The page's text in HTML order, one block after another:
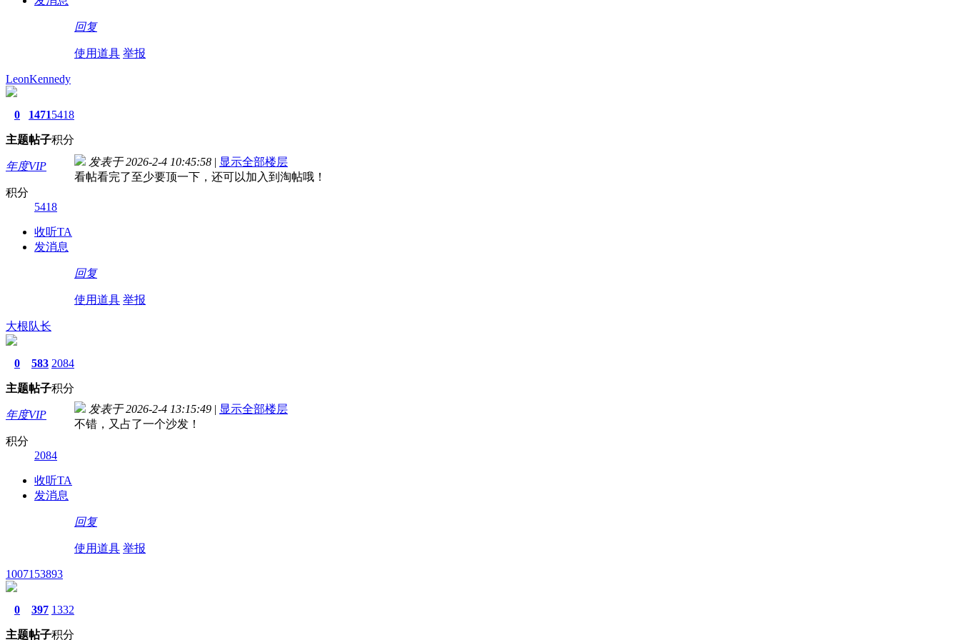
回复
使用道具 举报
LeonKennedy
0
主题
1471
帖子
5418
积分
年度VIP
积分
5418
收听TA
发消息
发表于 2026-2-4 10:45:58 | 显示全部楼层
看帖看完了至少要顶一下，还可以加入到淘帖哦！
回复
使用道具 举报
大根队长
0
主题
583
帖子
2084
积分
年度VIP
积分
2084
收听TA
发消息
发表于 2026-2-4 13:15:49 | 显示全部楼层
不错，又占了一个沙发！
回复
使用道具 举报
1007153893
0
主题
397
帖子
1332
积分